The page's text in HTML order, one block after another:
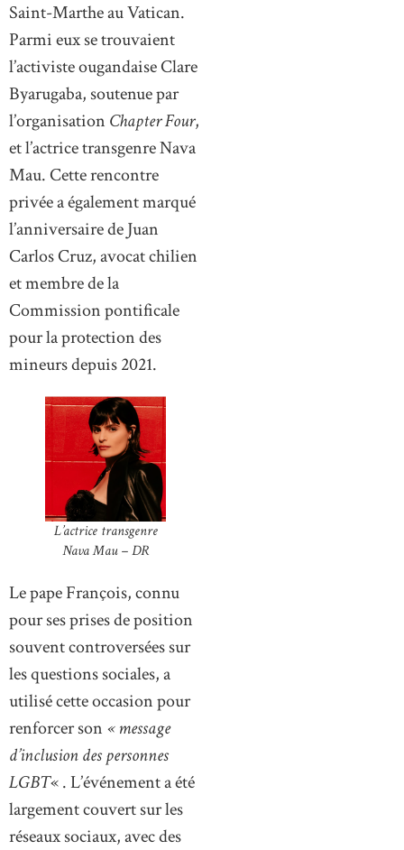
Saint-Marthe au Vatican.
Parmi eux se trouvaient
l’activiste ougandaise Clare
Byarugaba, soutenue par
l’organisation Chapter Four,
et l’actrice transgenre Nava
Mau. Cette rencontre
privée a également marqué
l’anniversaire de Juan
Carlos Cruz, avocat chilien
et membre de la
Commission pontificale
pour la protection des
mineurs depuis 2021.
L’actrice transgenre
Nava Mau – DR
Le pape François, connu
pour ses prises de position
souvent controversées sur
les questions sociales, a
utilisé cette occasion pour
renforcer son « message
d’inclusion des personnes
LGBT« . L’événement a été
largement couvert sur les
réseaux sociaux, avec des